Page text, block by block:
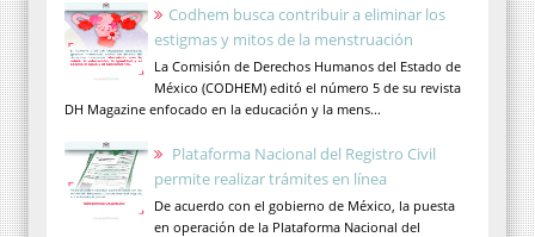
Codhem busca contribuir a eliminar los
estigmas y mitos de la menstruación
La Comisión de Derechos Humanos del Estado de
México (CODHEM) editó el número 5 de su revista
DH Magazine enfocado en la educación y la mens...
Plataforma Nacional del Registro Civil
permite realizar trámites en línea
De acuerdo con el gobierno de México, la puesta
en operación de la Plataforma Nacional del